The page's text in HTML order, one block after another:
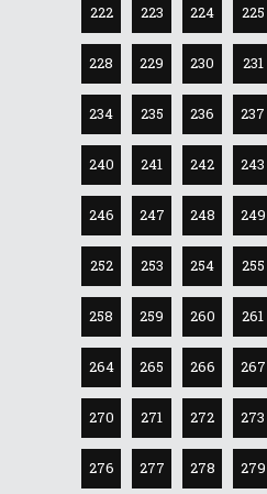
222 223 224 225
228 229 230 231
234 235 236 237
240 241 242 243
246 247 248 249
252 253 254 255
258 259 260 261
264 265 266 267
270 271 272 273
276 277 278 279